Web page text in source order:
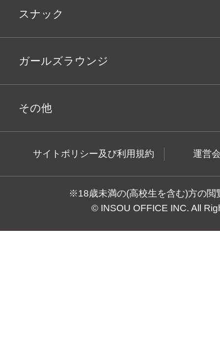
スナック
ガールズラウンジ
その他
サイトポリシー及び利用規約 運営
※18歳未満の(高校生を含む)方の閲
© INSOU OFFICE INC. All